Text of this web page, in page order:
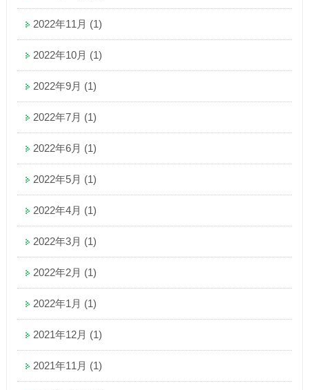
2022年11月 (1)
2022年10月 (1)
2022年9月 (1)
2022年7月 (1)
2022年6月 (1)
2022年5月 (1)
2022年4月 (1)
2022年3月 (1)
2022年2月 (1)
2022年1月 (1)
2021年12月 (1)
2021年11月 (1)